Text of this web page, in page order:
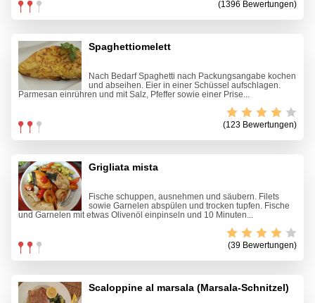
(1396 Bewertungen)
Spaghettiomelett
Nach Bedarf Spaghetti nach Packungsangabe kochen
und abseihen. Eier in einer Schüssel aufschlagen.
Parmesan einrühren und mit Salz, Pfeffer sowie einer Prise...
(123 Bewertungen)
Grigliata mista
Fische schuppen, ausnehmen und säubern. Filets
sowie Garnelen abspülen und trocken tupfen. Fische
und Garnelen mit etwas Olivenöl einpinseln und 10 Minuten...
(39 Bewertungen)
Scaloppine al marsala (Marsala-Schnitzel)